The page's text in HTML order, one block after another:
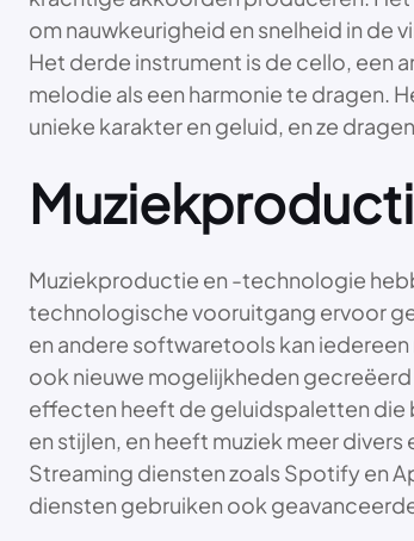
om nauwkeurigheid en snelheid in de
Het derde instrument is de cello, een
melodie als een harmonie te dragen.
unieke karakter en geluid, en ze
Muziekproductie en -technologie
technologische vooruitgang ervoor
en andere softwaretools kan
ook nieuwe mogelijkheden
effecten heeft de geluidspaletten die
en stijlen, en heeft muziek meer
Streaming diensten zoals Spotify en
diensten gebruiken ook